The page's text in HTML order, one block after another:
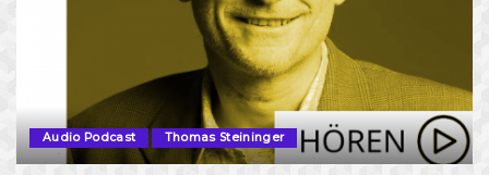
Audio Podcast Thomas Steininger